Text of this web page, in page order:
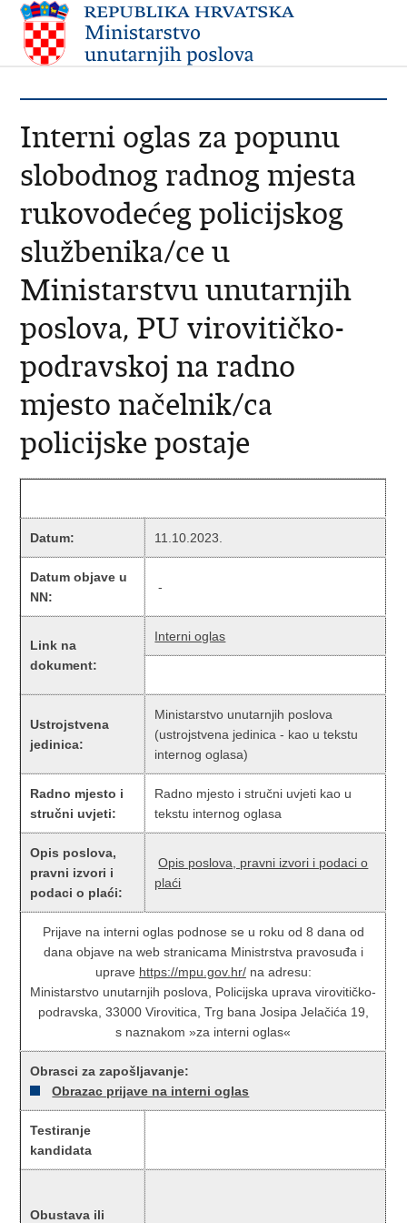
Interni oglas za popunu
slobodnog radnog mjesta
rukovodećeg policijskog
službenika/ce u
Ministarstvu unutarnjih
poslova, PU virovitičko-
podravskoj na radno
mjesto načelnik/ca
policijske postaje
Datum: 11.10.2023.
Datum objave u
NN:
-
Link na
dokument:
Interni oglas
Ustrojstvena
jedinica:
Ministarstvo unutarnjih poslova
(ustrojstvena jedinica - kao u tekstu
internog oglasa)
Radno mjesto i
stručni uvjeti:
Radno mjesto i stručni uvjeti kao u
tekstu internog oglasa
Opis poslova,
pravni izvori i
podaci o plaći:
Opis poslova, pravni izvori i podaci o
plaći
Prijave na interni oglas podnose se u roku od 8 dana od
dana objave na web stranicama Ministrstva pravosuđa i
uprave https://mpu.gov.hr/na adresu:
Ministarstvo unutarnjih poslova, Policijska uprava virovitičko-
podravska, 33000 Virovitica, Trg bana Josipa Jelačića 19,
s naznakom »za interni oglas«
Obrasci za zapošljavanje:
Obrazac prijave na interni oglas
Testiranje
kandidata
Obustava ili